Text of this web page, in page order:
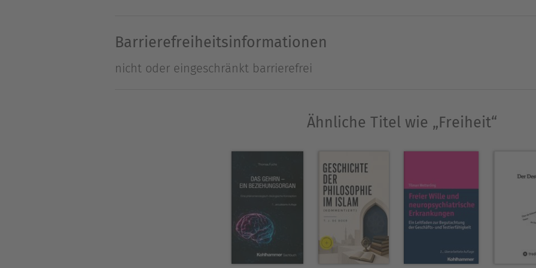
mit alltäglichen, psychotherapeutischen und juristischen Konzeptualisierungen.
Über Ludger Tebartz van Elst
für Psychiatrie und Psychotherapie der Universitätsklinik Freiburg.
Dr. med. Evgeniy Perlov, FA für Psychiatrie und Psychotherapie, Oberarzt o. g.
Barrierefreiheitsinformationen
nicht oder eingeschränkt barrierefrei
Ähnliche Titel wie „Freiheit“